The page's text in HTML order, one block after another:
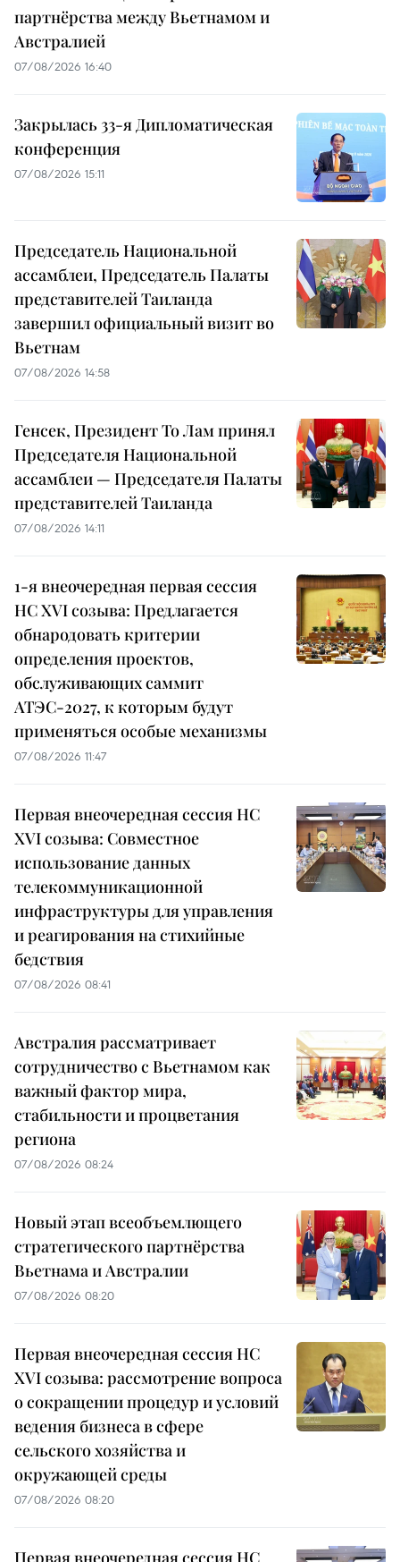
партнёрства между Вьетнамом и
Австралией
07/08/2026 16:40
Закрылась 33-я Дипломатическая
конференция
07/08/2026 15:11
Председатель Национальной
ассамблеи, Председатель Палаты
представителей Таиланда
завершил официальный визит во
Вьетнам
07/08/2026 14:58
Генсек, Президент То Лам принял
Председателя Национальной
ассамблеи — Председателя Палаты
представителей Таиланда
07/08/2026 14:11
1-я внеочередная первая сессия
НС XVI созыва: Предлагается
обнародовать критерии
определения проектов,
обслуживающих саммит
АТЭС-2027, к которым будут
применяться особые механизмы
07/08/2026 11:47
Первая внеочередная сессия НС
XVI созыва: Совместное
использование данных
телекоммуникационной
инфраструктуры для управления
и реагирования на стихийные
бедствия
07/08/2026 08:41
Австралия рассматривает
сотрудничество с Вьетнамом как
важный фактор мира,
стабильности и процветания
региона
07/08/2026 08:24
Новый этап всеобъемлющего
стратегического партнёрства
Вьетнама и Австралии
07/08/2026 08:20
Первая внеочередная сессия НС
XVI созыва: рассмотрение вопроса
о сокращении процедур и условий
ведения бизнеса в сфере
сельского хозяйства и
окружающей среды
07/08/2026 08:20
Первая внеочередная сессия НС